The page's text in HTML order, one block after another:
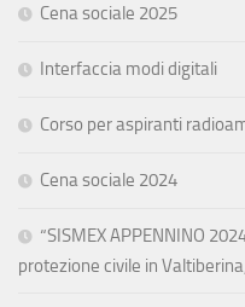
Cena sociale 2025
Interfaccia modi digitali
Corso per aspiranti
Cena sociale 2024
“SISMEX APPENNINO
protezione civile in